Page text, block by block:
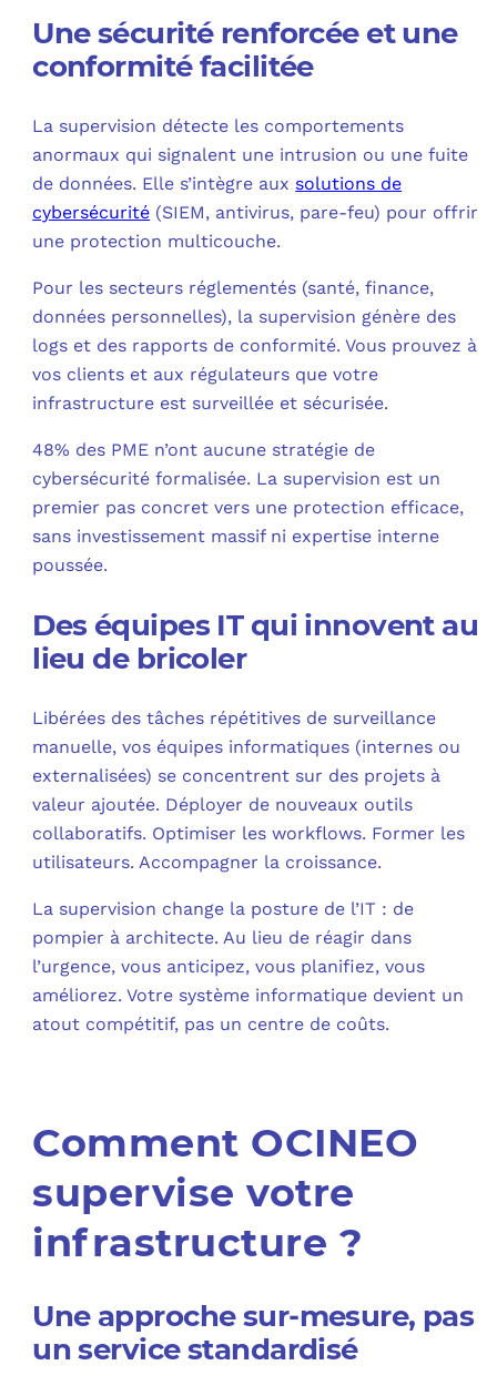
Une sécurité renforcée et une
conformité facilitée
La supervision détecte les comportements
anormaux qui signalent une intrusion ou une fuite
de données. Elle s’intègre aux solutions de
cybersécurité (SIEM, antivirus, pare-feu) pour offrir
une protection multicouche.​
Pour les secteurs réglementés (santé, finance,
données personnelles), la supervision génère des
logs et des rapports de conformité. Vous prouvez à
vos clients et aux régulateurs que votre
infrastructure est surveillée et sécurisée.​
48% des PME n’ont aucune stratégie de
cybersécurité formalisée. La supervision est un
premier pas concret vers une protection efficace,
sans investissement massif ni expertise interne
poussée.​
Des équipes IT qui innovent au
lieu de bricoler
Libérées des tâches répétitives de surveillance
manuelle, vos équipes informatiques (internes ou
externalisées) se concentrent sur des projets à
valeur ajoutée. Déployer de nouveaux outils
collaboratifs. Optimiser les workflows. Former les
utilisateurs. Accompagner la croissance.​
La supervision change la posture de l’IT : de
pompier à architecte. Au lieu de réagir dans
l’urgence, vous anticipez, vous planifiez, vous
améliorez. Votre système informatique devient un
atout compétitif, pas un centre de coûts.​
Comment OCINEO
supervise votre
infrastructure ?
Une approche sur-mesure, pas
un service standardisé